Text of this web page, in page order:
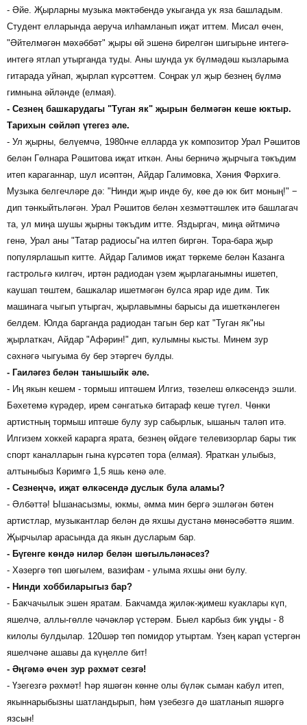
- Әйе. Җырларны музыка мәктәбендә укыганда ук яза башладым.
Студент елларында аеруча илһамланып иҗат иттем. Мисал өчен,
"Әйтелмәгән мәхәббәт" җыры өй эшенә бирелгән шигырьне интегә-
интегә ятлап утырганда туды. Аны шунда ук бүлмәдәш кызларыма
гитарада уйнап, җырлап күрсәттем. Соңрак ул җыр безнең бүлмә
гимнына әйләнде (елмая).
- Сезнең башкарудагы "Туган як" җырын белмәгән кеше юктыр.
Тарихын сөйләп үтегез әле.
- Ул җырны, белүемчә, 1980нче елларда ук композитор Урал Рәшитов
белән Гөлнара Рәшитова иҗат иткән. Аны берничә җырчыга тәкъдим
итеп караганнар, шул исәптән, Айдар Галимовка, Хәния Фәрхигә.
Музыка белгечләре дә: "Нинди җыр инде бу, көе дә юк бит моның!" −
дип тәнкыйтьләгән. Урал Рәшитов белән хезмәттәшлек итә башлагач
та, ул миңа шушы җырны тәкъдим итте. Яздыргач, миңа әйтмичә
генә, Урал аны "Татар радиосы"на илтеп биргән. Тора-бара җыр
популярлашып китте. Айдар Галимов иҗат төркеме белән Казанга
гастрольгә килгәч, иртән радиодан үзем җырлаганымны ишетеп,
каушап төштем, башкалар ишетмәгән булса ярар иде дим. Тик
машинага чыгып утыргач, җырлавымны барысы да ишеткәнлеген
белдем. Юлда барганда радиодан тагын бер кат "Туган як"ны
җырлаткач, Айдар "Афәрин!" дип, кулымны кысты. Минем зур
сәхнәгә чыгуыма бу бер этәргеч булды.
- Гаиләгез белән танышыйк әле.
- Иң якын кешем - тормыш иптәшем Илгиз, төзелеш өлкәсендэ эшли.
Бәхетемә күрәдер, ирем сәнгатькә битараф кеше түгел. Чөнки
артистның тормыш иптәше булу зур сабырлык, ышаныч таләп итә.
Илгизем хоккей карарга ярата, безнең өйдәге телевизорлар бары тик
спорт каналларын гына күрсәтеп тора (елмая). Яраткан улыбыз,
алтыныбыз Кәримгә 1,5 яшь кенә әле.
- Сезнеңчә, иҗат өлкәсендә дуслык була аламы?
- Әлбәттә! Ышанасызмы, юкмы, әмма мин бергә эшләгән бөтен
артистлар, музыкантлар белән дә яхшы дустанә мөнәсәбәттә яшим.
Җырчылар арасында да якын дусларым бар.
- Бүгенге көндә ниләр белән шөгыльләнәсез?
- Хәзергә төп шөгылем, вазифам - улыма яхшы әни булу.
- Нинди хоббиларыгыз бар?
- Бакчачылык эшен яратам. Бакчамда җиләк-җимеш куаклары күп,
яшелчә, аллы-гөлле чәчәкләр үстерәм. Быел карбыз бик уңды - 8
килолы булдылар. 120шәр төп помидор утыртам. Үзең карап үстергән
яшелчәне ашавы да күңелле бит!
- Әңгәмә өчен зур рәхмәт сезгә!
- Үзегезгә рәхмәт! Һәр яшәгән көнне олы бүләк сыман кабул итеп,
якыннарыбызны шатландырып, һәм үзебезгә дә шатланып яшәргә
язсын!